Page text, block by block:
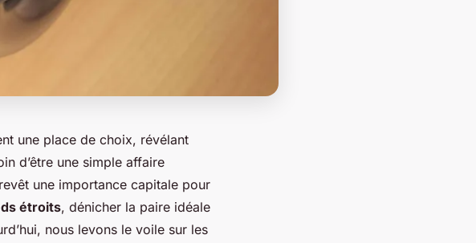
une place de choix, révélant
d’être une simple affaire
revêt une importance capitale pour
étroits, dénicher la paire idéale
nous levons le voile sur les